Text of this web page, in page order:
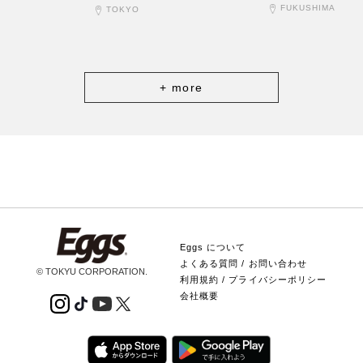
TOKYO FUKUSHIMA
+ more
© TOKYU CORPORATION.
Eggs について
よくある質問 / お問い合わせ
利用規約 / プライバシーポリシー
会社概要